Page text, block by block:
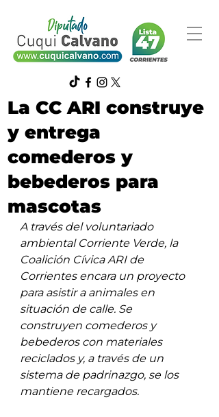
La CC ARI construye
y entrega
comederos y
bebederos para
mascotas
A través del voluntariado
ambiental Corriente Verde, la
Coalición Cívica ARI de
Corrientes encara un proyecto
para asistir a animales en
situación de calle. Se
construyen comederos y
bebederos con materiales
reciclados y, a través de un
sistema de padrinazgo, se los
mantiene recargados.